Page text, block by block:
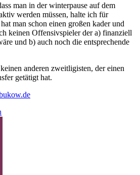
man in der winterpause auf dem
werden müssen, halte ich für
man schon einen großen kader und
keinen Offensivspieler der a) finanziell
und b) auch noch die entsprechende
anderen zweitligisten, der einen
getätigt hat.